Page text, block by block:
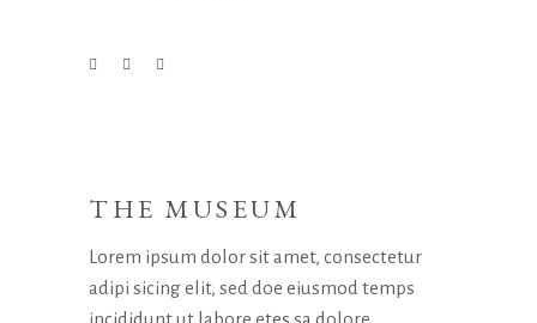
THE MUSEUM
Lorem ipsum dolor sit amet, consectetur
adipi sicing elit, sed doe eiusmod temps
incididunt ut labore etes sa dolore.